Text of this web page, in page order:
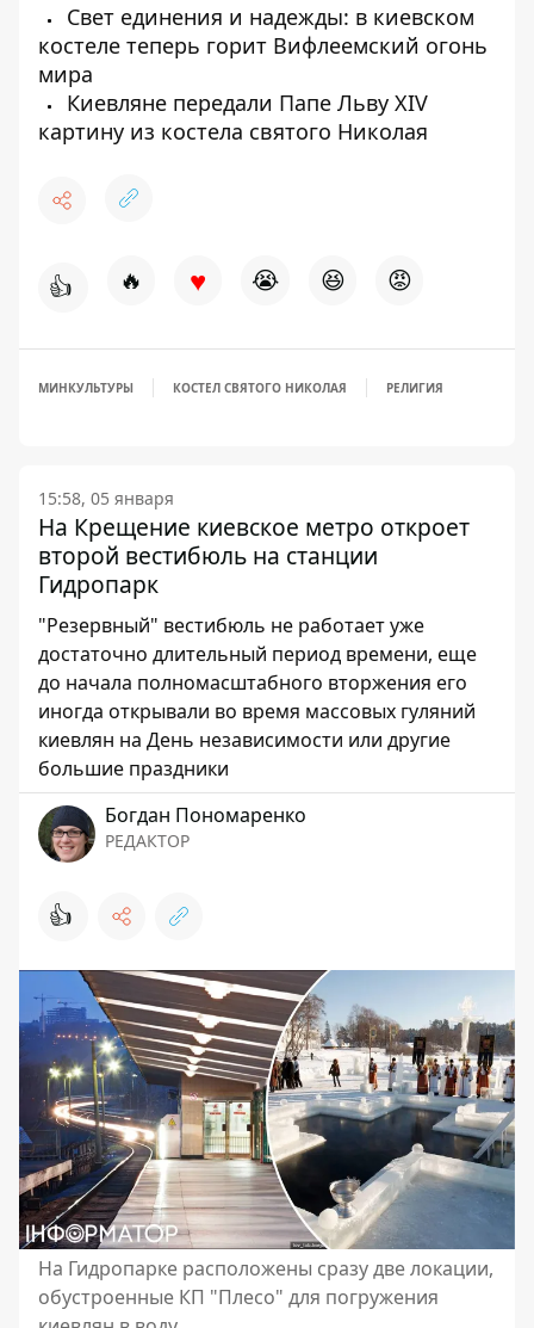
Свет единения и надежды: в киевском
костеле теперь горит Вифлеемский огонь
мира
Киевляне передали Папе Льву XIV
картину из костела святого Николая
👍 🔥 ♥ 😭 😆 😡
МИНКУЛЬТУРЫ КОСТЕЛ СВЯТОГО НИКОЛАЯ РЕЛИГИЯ
15:58, 05 января
На Крещение киевское метро откроет
второй вестибюль на станции
Гидропарк
"Резервный" вестибюль не работает уже
достаточно длительный период времени, еще
до начала полномасштабного вторжения его
иногда открывали во время массовых гуляний
киевлян на День независимости или другие
большие праздники
Богдан Пономаренко
РЕДАКТОР
👍
На Гидропарке расположены сразу две локации,
обустроенные КП "Плесо" для погружения